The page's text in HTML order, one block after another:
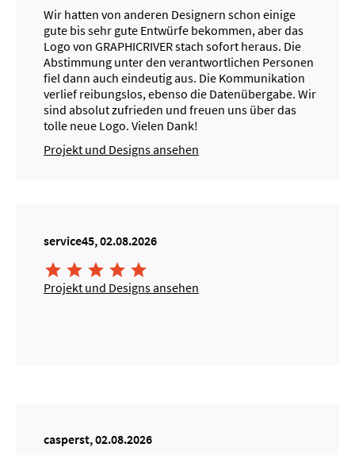
Wir hatten von anderen Designern schon einige
gute bis sehr gute Entwürfe bekommen, aber das
Logo von GRAPHICRIVER stach sofort heraus. Die
Abstimmung unter den verantwortlichen Personen
fiel dann auch eindeutig aus. Die Kommunikation
verlief reibungslos, ebenso die Datenübergabe. Wir
sind absolut zufrieden und freuen uns über das
tolle neue Logo. Vielen Dank!
Projekt und Designs ansehen
service45, 02.08.2026
    
Projekt und Designs ansehen
casperst, 02.08.2026